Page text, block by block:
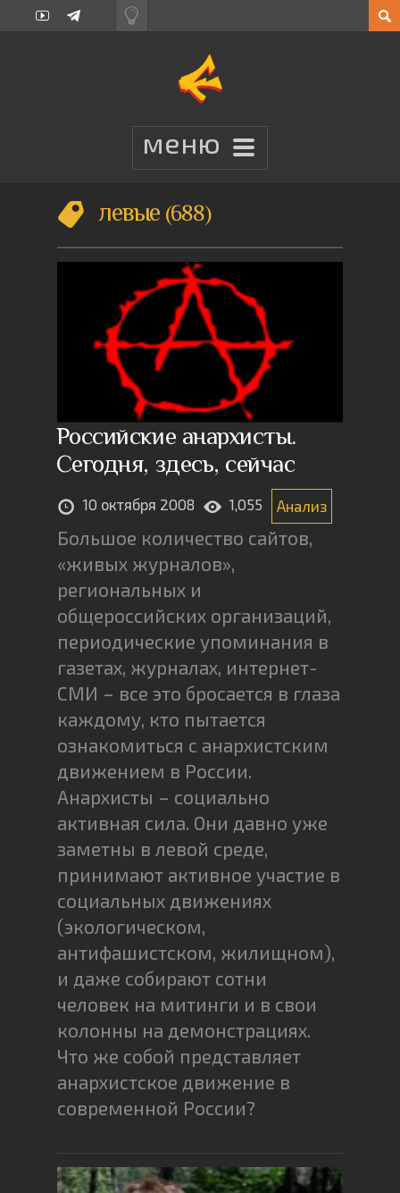
левые 688
Российские анархисты.
Сегодня, здесь, сейчас
10 октября 2008 1,055 Анализ
Большое количество сайтов,
«живых журналов»,
региональных и
общероссийских организаций,
периодические упоминания в
газетах, журналах, интернет-
СМИ – все это бросается в глаза
каждому, кто пытается
ознакомиться с анархистским
движением в России.
Анархисты – социально
активная сила. Они давно уже
заметны в левой среде,
принимают активное участие в
социальных движениях
(экологическом,
антифашистском, жилищном),
и даже собирают сотни
человек на митинги и в свои
колонны на демонстрациях.
Что же собой представляет
анархистское движение в
современной России?